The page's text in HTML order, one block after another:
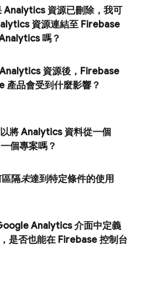
Analytics 資源已刪除，我可
資源連結至 Firebase
嗎？
資源後，Firebase
產品會受到什麼影響？
將Analytics資料從一個
個專案嗎？
隔未達到特定條件的使用
Analytics 介面中定義
是否也能在 Firebase 控制台